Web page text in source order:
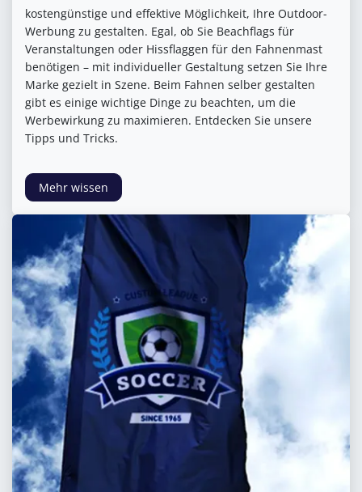
kostengünstige und effektive Möglichkeit, Ihre Outdoor-
Werbung zu gestalten. Egal, ob Sie Beachflags für
Veranstaltungen oder Hissflaggen für den Fahnenmast
benötigen – mit individueller Gestaltung setzen Sie Ihre
Marke gezielt in Szene. Beim Fahnen selber gestalten
gibt es einige wichtige Dinge zu beachten, um die
Werbewirkung zu maximieren. Entdecken Sie unsere
Tipps und Tricks.
Mehr wissen